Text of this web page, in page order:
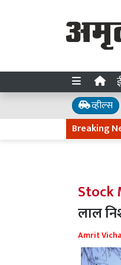
व्हील्स
Breaking
Stock
लाल
Amrit